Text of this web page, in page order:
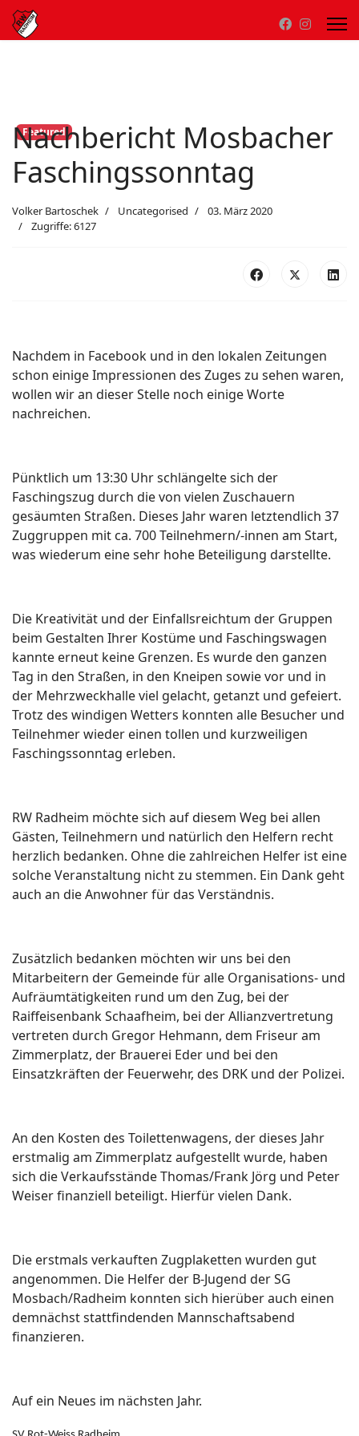
Featured
Nachbericht Mosbacher
Faschingssonntag
Volker Bartoschek Uncategorised
03. März 2020
Zugriffe: 6127
Nachdem in Facebook und in den lokalen Zeitungen
schon einige Impressionen des Zuges zu sehen waren,
wollen wir an dieser Stelle noch einige Worte
nachreichen.
Pünktlich um 13:30 Uhr schlängelte sich der
Faschingszug durch die von vielen Zuschauern
gesäumten Straßen. Dieses Jahr waren letztendlich 37
Zuggruppen mit ca. 700 Teilnehmern/-innen am Start,
was wiederum eine sehr hohe Beteiligung darstellte.
Die Kreativität und der Einfallsreichtum der Gruppen
beim Gestalten Ihrer Kostüme und Faschingswagen
kannte erneut keine Grenzen. Es wurde den ganzen
Tag in den Straßen, in den Kneipen sowie vor und in
der Mehrzweckhalle viel gelacht, getanzt und gefeiert.
Trotz des windigen Wetters konnten alle Besucher und
Teilnehmer wieder einen tollen und kurzweiligen
Faschingssonntag erleben.
RW Radheim möchte sich auf diesem Weg bei allen
Gästen, Teilnehmern und natürlich den Helfern recht
herzlich bedanken. Ohne die zahlreichen Helfer ist eine
solche Veranstaltung nicht zu stemmen. Ein Dank geht
auch an die Anwohner für das Verständnis.
Zusätzlich bedanken möchten wir uns bei den
Mitarbeitern der Gemeinde für alle Organisations- und
Aufräumtätigkeiten rund um den Zug, bei der
Raiffeisenbank Schaafheim, bei der Allianzvertretung
vertreten durch Gregor Hehmann, dem Friseur am
Zimmerplatz, der Brauerei Eder und bei den
Einsatzkräften der Feuerwehr, des DRK und der Polizei.
An den Kosten des Toilettenwagens, der dieses Jahr
erstmalig am Zimmerplatz aufgestellt wurde, haben
sich die Verkaufsstände Thomas/Frank Jörg und Peter
Weiser finanziell beteiligt. Hierfür vielen Dank.
Die erstmals verkauften Zugplaketten wurden gut
angenommen. Die Helfer der B-Jugend der SG
Mosbach/Radheim konnten sich hierüber auch einen
demnächst stattfindenden Mannschaftsabend
finanzieren.
Auf ein Neues im nächsten Jahr.